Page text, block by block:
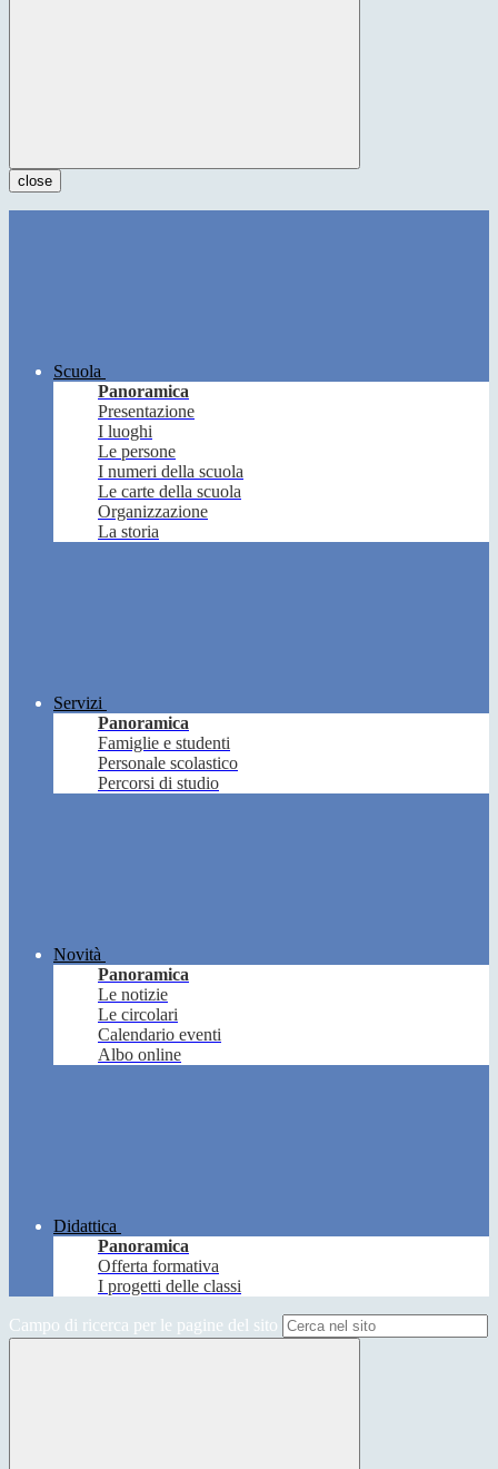
close
Scuola
Panoramica
Presentazione
I luoghi
Le persone
I numeri della scuola
Le carte della scuola
Organizzazione
La storia
Servizi
Panoramica
Famiglie e studenti
Personale scolastico
Percorsi di studio
Novità
Panoramica
Le notizie
Le circolari
Calendario eventi
Albo online
Didattica
Panoramica
Offerta formativa
I progetti delle classi
Campo di ricerca per le pagine del sito